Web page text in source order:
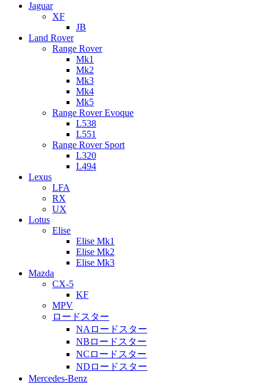
Jaguar
XF
JB
Land Rover
Range Rover
Mk1
Mk2
Mk3
Mk4
Mk5
Range Rover Evoque
L538
L551
Range Rover Sport
L320
L494
Lexus
LFA
RX
UX
Lotus
Elise
Elise Mk1
Elise Mk2
Elise Mk3
Mazda
CX-5
KF
MPV
ロードスター
NAロードスター
NBロードスター
NCロードスター
NDロードスター
Mercedes-Benz